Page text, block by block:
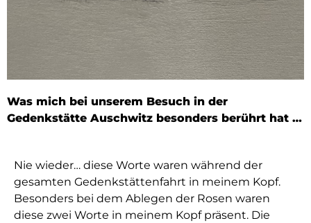
Was mich bei unserem Besuch in der
Gedenkstätte Auschwitz besonders berührt hat …
Nie wieder… diese Worte waren während der
gesamten Gedenkstättenfahrt in meinem Kopf.
Besonders bei dem Ablegen der Rosen waren
diese zwei Worte in meinem Kopf präsent. Die